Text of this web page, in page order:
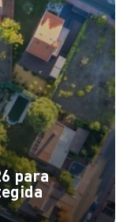
para